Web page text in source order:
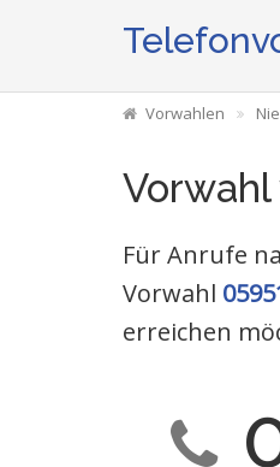
Vorwahlen
Für Anrufe
Vorwahl
erreichen